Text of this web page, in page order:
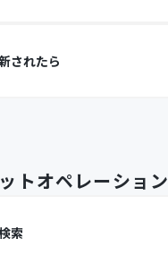
されたら
トオペレーション
索